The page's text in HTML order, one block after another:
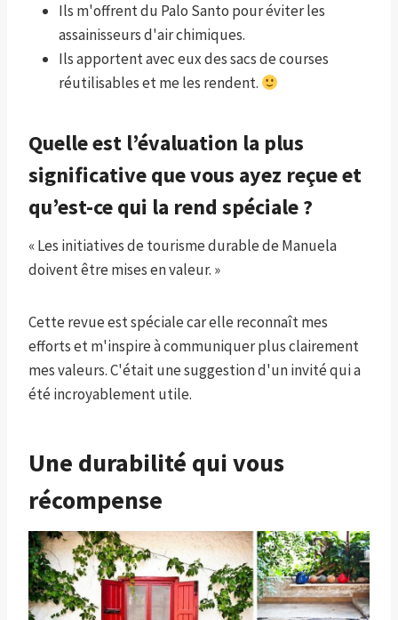
Ils m'offrent du Palo Santo pour éviter les
assainisseurs d'air chimiques.
Ils apportent avec eux des sacs de courses
réutilisables et me les rendent.
Quelle est l’évaluation la plus
significative que vous ayez reçue et
qu’est-ce qui la rend spéciale ?
« Les initiatives de tourisme durable de Manuela
doivent être mises en valeur. »
Cette revue est spéciale car elle reconnaît mes
efforts et m'inspire à communiquer plus clairement
mes valeurs. C'était une suggestion d'un invité qui a
été incroyablement utile.
Une durabilité qui vous
récompense